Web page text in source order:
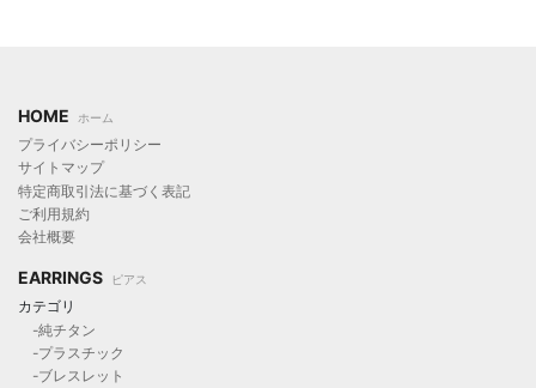
HOME ホーム
プライバシーポリシー
サイトマップ
特定商取引法に基づく表記
ご利用規約
会社概要
EARRINGS ピアス
カテゴリ
-純チタン
-プラスチック
-ブレスレット